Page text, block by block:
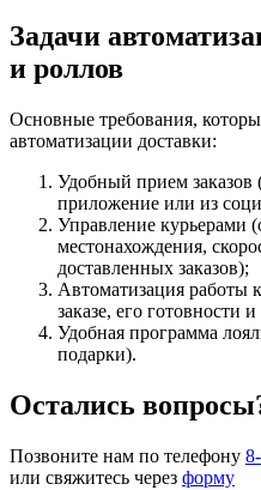
Задачи
и роллов
Основные требования,
автоматизации доставки:
Удобный прием заказов
приложение или из
Управление курьерами
местонахождения,
доставленных заказов);
Автоматизация работы
заказе, его готовности
Удобная программа
подарки).
Остались
Позвоните нам по телефону
или свяжитесь через форму